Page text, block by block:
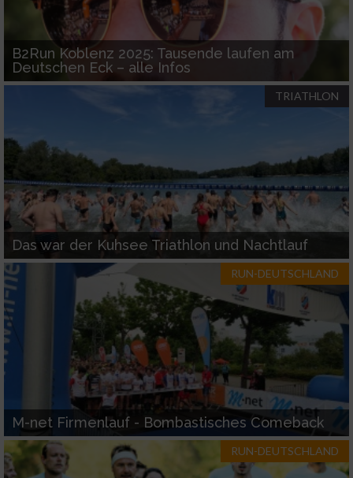
B2Run Koblenz 2025: Tausende laufen am
Deutschen Eck – alle Infos
TRIATHLON
Das war der Kuhsee Triathlon und Nachtlauf
RUN-DEUTSCHLAND
M-net Firmenlauf - Bombastisches Comeback
RUN-DEUTSCHLAND